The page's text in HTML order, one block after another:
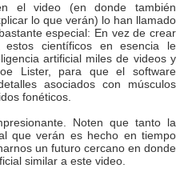
el video (en donde también
lo que verán) lo han llamado
especial: En vez de crear
estos científicos en esencia le
artificial miles de videos y
Lister, para que el software
asociados con músculos
fonéticos.
Noten que tanto la
que verán es hecho en tiempo
un futuro cercano en donde
similar a este video.